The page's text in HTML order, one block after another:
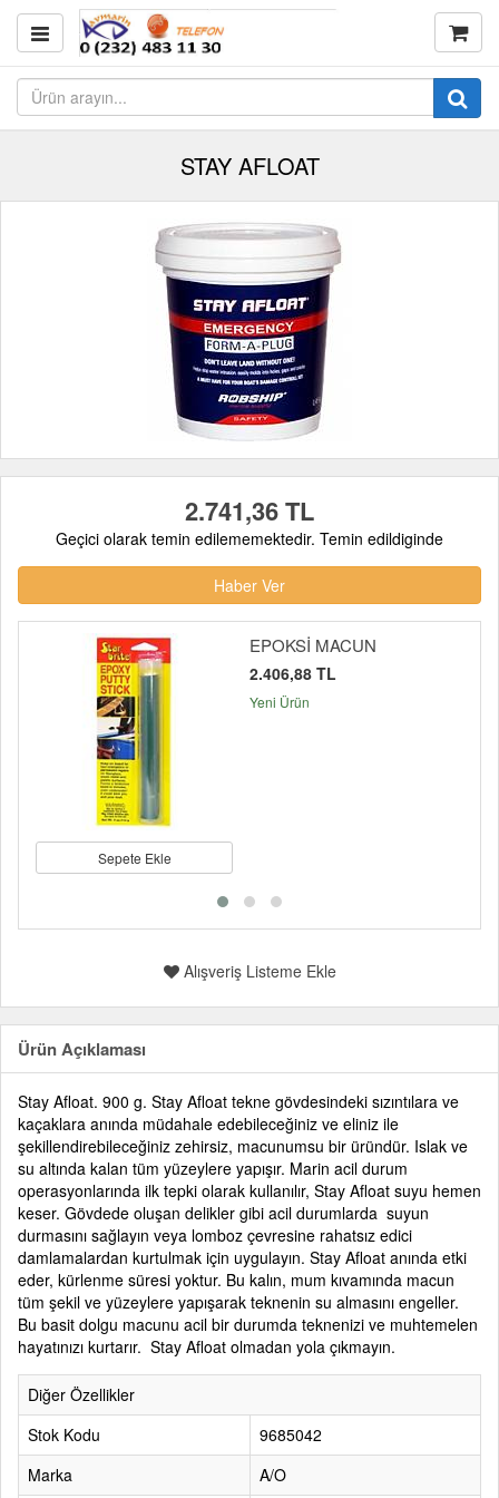
STAY AFLOAT
2.741,36 TL
Geçici olarak temin edilememektedir. Temin edildiginde
Haber Ver
Sepete Ekle
EPOKSİ MACUN
2.406,88 TL
Yeni Ürün
Alışveriş Listeme Ekle
Ürün Açıklaması
Stay Afloat. 900 g. Stay Afloat tekne gövdesindeki sızıntılara ve
kaçaklara anında müdahale edebileceğiniz ve eliniz ile
şekillendirebileceğiniz zehirsiz, macunumsu bir üründür. Islak ve
su altında kalan tüm yüzeylere yapışır. Marin acil durum
operasyonlarında ilk tepki olarak kullanılır, Stay Afloat suyu hemen
keser. Gövdede oluşan delikler gibi acil durumlarda suyun
durmasını sağlayın veya lomboz çevresine rahatsız edici
damlamalardan kurtulmak için uygulayın. Stay Afloat anında etki
eder, kürlenme süresi yoktur. Bu kalın, mum kıvamında macun
tüm şekil ve yüzeylere yapışarak teknenin su almasını engeller.
Bu basit dolgu macunu acil bir durumda teknenizi ve muhtemelen
hayatınızı kurtarır. Stay Afloat olmadan yola çıkmayın.
Diğer Özellikler
Stok Kodu
9685042
Marka
A/O